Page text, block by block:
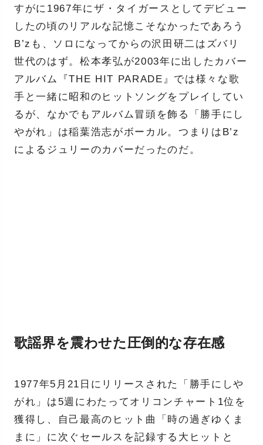
すがに1967年にザ・タイガースとしてデビュー
したの頃のリアルな記憶こそなかったであろう
B’zも、ソロになってからの沢田研二はズバリ
世代のはず。松本孝弘が2003年に出したカバー
アルバム『THE HIT PARADE』では様々な歌
手と一緒に昭和のヒットソングをプレイしてい
るが、なかでもアルバム冒頭を飾る「勝手にし
やがれ」は稲葉浩志がボーカル。つまりはB’z
によるジュリーのカバーだったのだ。
歌謡界を震わせた圧倒的な存在感
1977年5月21日にリリースされた「勝手にしや
がれ」は5週にわたってオリコンチャート1位を
獲得し、自己最高のヒット曲「時の過ぎゆくま
まに」に次ぐセールスを記録する大ヒットと